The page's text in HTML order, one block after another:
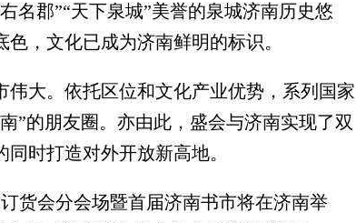
郡”“天下泉城”美誉的泉城济南历史悠
，文化已成为济南鲜明的标识。
大。依托区位和文化产业优势，系列国家
”的朋友圈。亦由此，盛会与济南实现了双
时打造对外开放新高地。
会分会场暨首届济南书市将在济南举